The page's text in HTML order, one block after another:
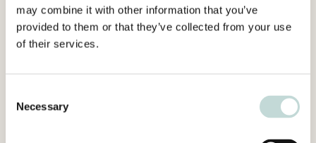
may combine it with other information that you’ve
provided to them or that they’ve collected from your use
of their services.
Selection
Necessary